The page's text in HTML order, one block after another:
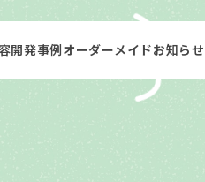
開発事例オーダーメイドお知らせ